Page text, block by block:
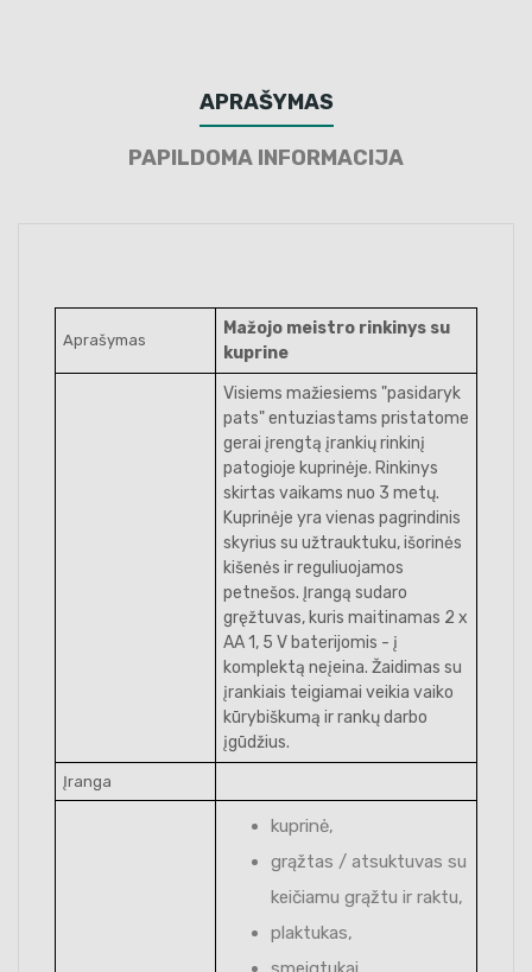
APRAŠYMAS
PAPILDOMA INFORMACIJA
Aprašymas
Mažojo meistro rinkinys su
kuprine
Visiems mažiesiems "pasidaryk
pats" entuziastams pristatome
gerai įrengtą įrankių rinkinį
patogioje kuprinėje. Rinkinys
skirtas vaikams nuo 3 metų.
Kuprinėje yra vienas pagrindinis
skyrius su užtrauktuku, išorinės
kišenės ir reguliuojamos
petnešos. Įrangą sudaro
gręžtuvas, kuris maitinamas 2 x
AA 1, 5 V baterijomis - į
komplektą neįeina. Žaidimas su
įrankiais teigiamai veikia vaiko
kūrybiškumą ir rankų darbo
įgūdžius.
Įranga
kuprinė,
grąžtas / atsuktuvas su
keičiamu grąžtu ir raktu,
plaktukas,